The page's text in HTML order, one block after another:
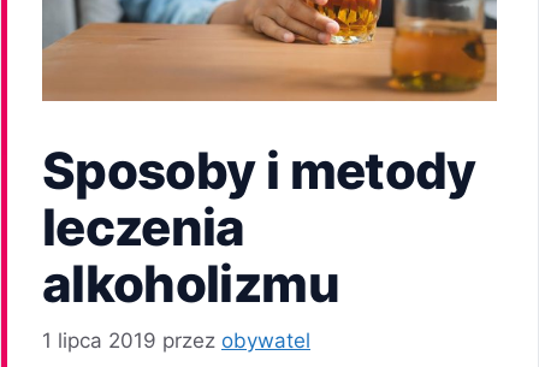
Sposoby i metody
leczenia
alkoholizmu
1 lipca 2019 przez obywatel